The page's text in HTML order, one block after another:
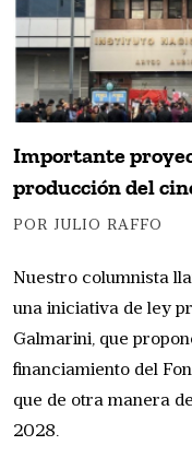
Importante
producción del
POR JULIO RAFFO
Nuestro columnista
una iniciativa de ley
Galmarini, que
financiamiento del
que de otra manera
2028.